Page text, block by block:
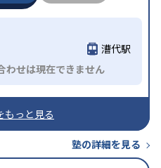
漕代駅
わせは現在できません
もっと見る
塾の詳細を見る